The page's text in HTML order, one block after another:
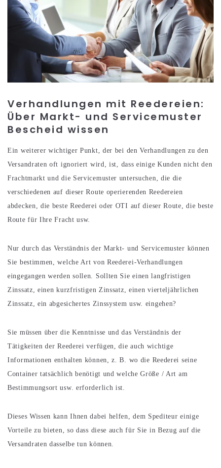
Verhandlungen mit Reedereien:
Über Markt- und Servicemuster
Bescheid wissen
Ein weiterer wichtiger Punkt, der bei den Verhandlungen zu den
Versandraten oft ignoriert wird, ist, dass einige Kunden nicht den
Frachtmarkt und die Servicemuster untersuchen, die die
verschiedenen auf dieser Route operierenden Reedereien
abdecken, die beste Reederei oder OTI auf dieser Route, die beste
Route für Ihre Fracht usw.
Nur durch das Verständnis der Markt- und Servicemuster können
Sie bestimmen, welche Art von Reederei-Verhandlungen
eingegangen werden sollen. Sollten Sie einen langfristigen
Zinssatz, einen kurzfristigen Zinssatz, einen vierteljährlichen
Zinssatz, ein abgesichertes Zinssystem usw. eingehen?
Sie müssen über die Kenntnisse und das Verständnis der
Tätigkeiten der Reederei verfügen, die auch wichtige
Informationen enthalten können, z. B. wo die Reederei seine
Container tatsächlich benötigt und welche Größe / Art am
Bestimmungsort usw. erforderlich ist.
Dieses Wissen kann Ihnen dabei helfen, dem Spediteur einige
Vorteile zu bieten, so dass diese auch für Sie in Bezug auf die
Versandraten dasselbe tun können.